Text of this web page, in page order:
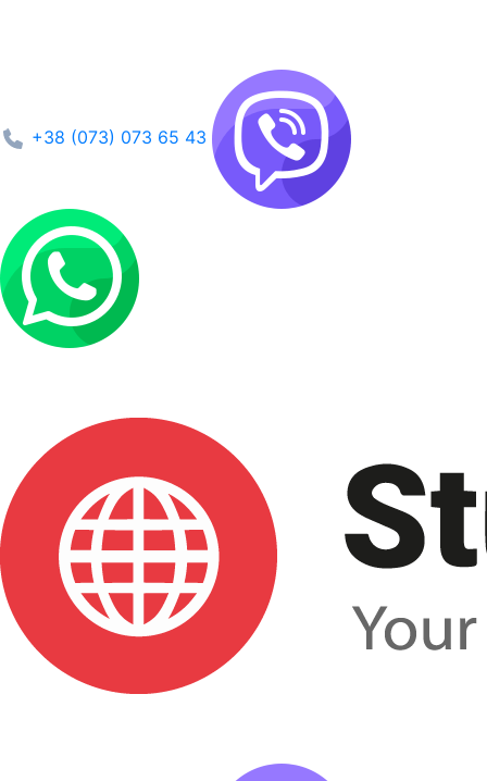
+38 (073) 073 65 43